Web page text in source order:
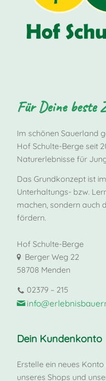
Für Deine beste
Im schönen Sauerland
Hof Schulte-Berge seit
Naturerlebnisse für
Das Grundkonzept ist
Unterhaltungs- bzw.
machen, sondern auch
fördern.
Hof Schulte-Berge
Berger Weg 22
58708 Menden
02379 – 215
Dein Kundenkonto
Erstelle ein neues
unseres Shops und